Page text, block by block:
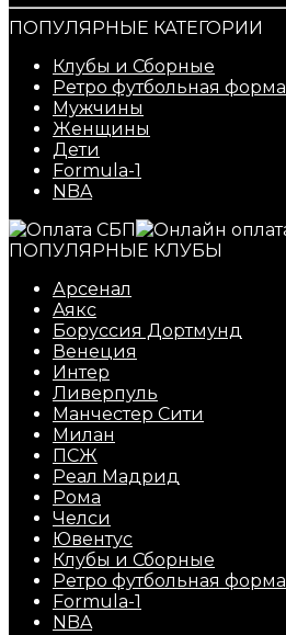
ПОПУЛЯРНЫЕ КАТЕГОРИИ
Клубы и Сборные
Ретро футбольная форма
Мужчины
Женщины
Дети
Formula-1
NBA
ПОПУЛЯРНЫЕ КЛУБЫ
Арсенал
Аякс
Боруссия Дортмунд
Венеция
Интер
Ливерпуль
Манчестер Сити
Милан
ПСЖ
Реал Мадрид
Рома
Челси
Ювентус
Клубы и Сборные
Ретро футбольная форма
Formula-1
NBA